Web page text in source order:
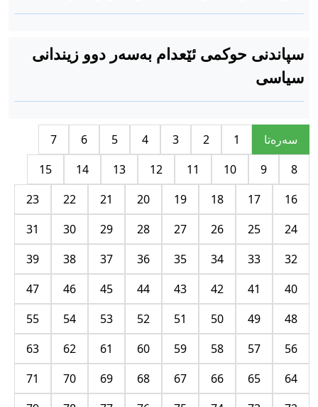
سپاندنی حوکمی ئێعدام بەسەر دوو زیندانی
سیاسی
سه‌ره‌تا 1
2
3
4
5
6
7
8
9
10
11
12
13
14
15
16
17
18
19
20
21
22
23
24
25
26
27
28
29
30
31
32
33
34
35
36
37
38
39
40
41
42
43
44
45
46
47
48
49
50
51
52
53
54
55
56
57
58
59
60
61
62
63
64
65
66
67
68
69
70
71